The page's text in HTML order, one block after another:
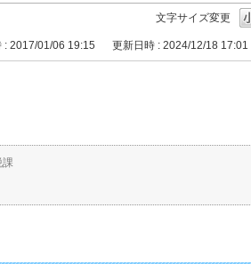
文字サイズ変更
: 2017/01/06 19:15 更新日時 : 2024/12/18 17:01
課